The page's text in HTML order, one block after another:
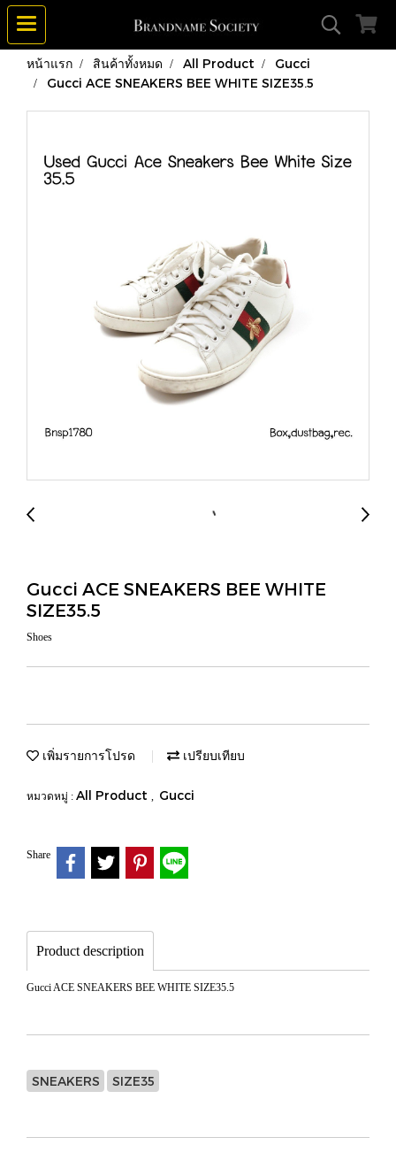
หน้าแรก สินค้าทั้งหมด All Product
Gucci
Gucci ACE SNEAKERS BEE WHITE SIZE35.5
Gucci ACE SNEAKERS BEE WHITE
SIZE35.5
Shoes
เพิ่มรายการโปรด เปรียบเทียบ
หมวดหมู่ : All Product , Gucci
Share
Product description
Gucci ACE SNEAKERS BEE WHITE SIZE35.5
SNEAKERS SIZE35